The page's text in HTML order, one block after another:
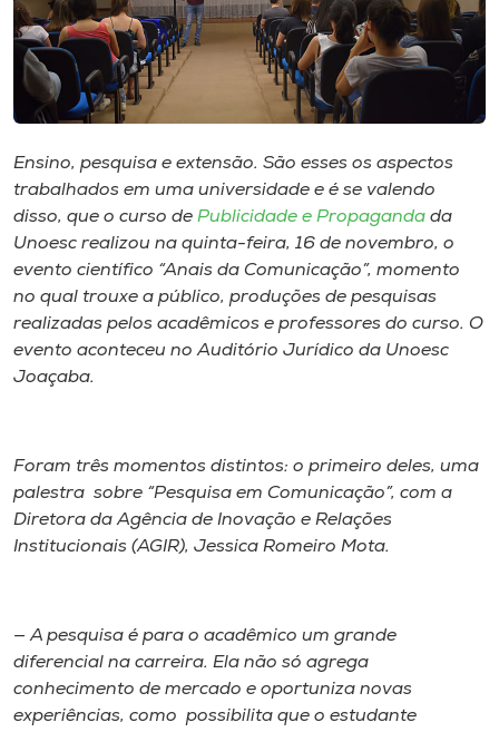
Rádio
Museu
Store
o idioma
Ensino, pesquisa e extensão. São esses os aspectos
trabalhados em uma universidade e é se valendo
disso, que o curso de Publicidade e Propaganda da
Unoesc realizou na quinta-feira, 16 de novembro, o
evento científico “Anais da Comunicação”, momento
no qual trouxe a público, produções de pesquisas
realizadas pelos acadêmicos e professores do curso. O
evento aconteceu no Auditório Jurídico da Unoesc
Joaçaba.
Foram três momentos distintos: o primeiro deles, uma
palestra sobre “Pesquisa em Comunicação”, com a
Diretora da Agência de Inovação e Relações
Institucionais (AGIR), Jessica Romeiro Mota.
— A pesquisa é para o acadêmico um grande
diferencial na carreira. Ela não só agrega
conhecimento de mercado e oportuniza novas
experiências, como possibilita que o estudante